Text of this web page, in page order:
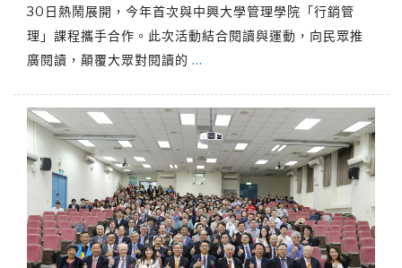
30日熱鬧展開，今年首次與中興大學管理學院「行銷管
理」課程攜手合作。此次活動結合閱讀與運動，向民眾推
廣閱讀，顛覆大眾對閱讀的 …